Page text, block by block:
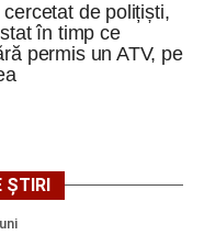
de polițiști,
în timp ce
permis un ATV, pe
ȘTIRI